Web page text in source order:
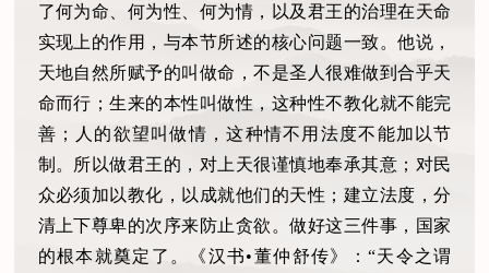
了何为命、何为性、何为情，以及君王的治理在天命
实现上的作用，与本节所述的核心问题一致。他说，
天地自然所赋予的叫做命，不是圣人很难做到合乎天
命而行；生来的本性叫做性，这种性不教化就不能完
善；人的欲望叫做情，这种情不用法度不能加以节
制。所以做君王的，对上天很谨慎地奉承其意；对民
众必须加以教化，以成就他们的天性；建立法度，分
清上下尊卑的次序来防止贪欲。做好这三件事，国家
的根本就奠定了。《汉书•董仲舒传》：“天令之谓